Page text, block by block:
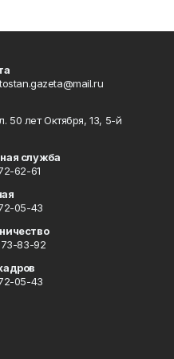
50 лет Октября, 13, 5-й
служба
62-61
05-43
83-92
05-43